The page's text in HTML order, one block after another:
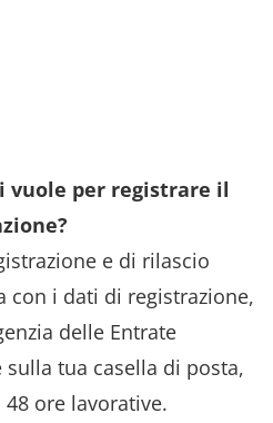
vuole per registrare il
e di rilascio
con i dati di registrazione,
delle Entrate
tua casella di posta,
ore lavorative.